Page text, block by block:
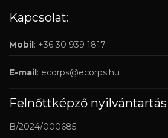
Kapcsolat:
Mobil : +36 30 939 1817
E-mail : ecorps@ecorps.hu
Felnőttképző
B/2024/000685